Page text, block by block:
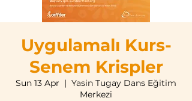
Uygulamalı Kurs-
Senem Krispler
Sun 13 Apr
  |
Yasin Tugay Dans Eğitim
Merkezi